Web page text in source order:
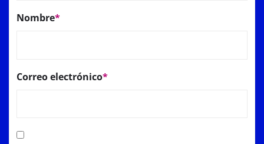
Nombre*
Correo electrónico*